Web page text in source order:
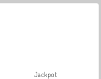
Jackpot